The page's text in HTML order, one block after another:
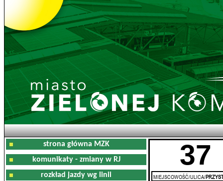
strona główna MZK
komunikaty - zmiany w RJ
rozkład jazdy wg linii
37
MIEJSCOWOŚĆ/ULICA/